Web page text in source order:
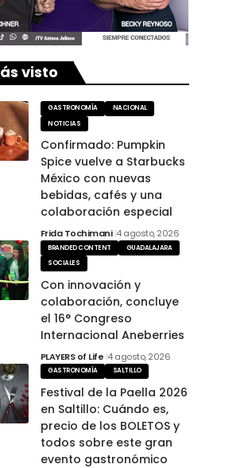
visto
GASTRONOMÍA
NACIONAL
NOTICIAS
Confirmado: Pumpkin
Spice vuelve a Starbucks
México con nuevas
bebidas, cafés y una
colaboración especial
Frida Tochimani 4 agosto, 2026
BRANDED CONTENT
GUADALAJARA
SOCIALES
Con innovación y
colaboración, concluye
el 16° Congreso
Internacional Aneberries
PLAYERS of Life 4 agosto, 2026
GASTRONOMÍA SALTILLO
Festival de la Paella 2026
en Saltillo: Cuándo es,
precio de los BOLETOS y
todos sobre este gran
evento gastronómico